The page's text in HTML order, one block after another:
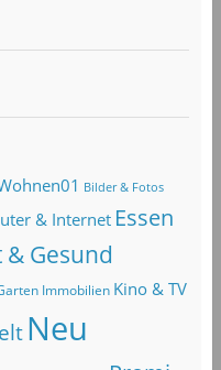
Bilder & Fotos
& Internet Essen
& Gesund
Immobilien Kino & TV
Neu